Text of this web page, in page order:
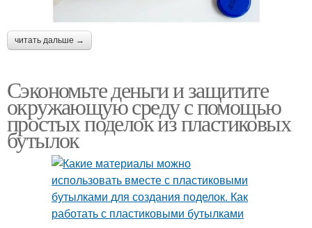
читать дальше →
Сэкономьте деньги и защитите
окружающую среду с помощью
простых поделок из пластиковых
бутылок